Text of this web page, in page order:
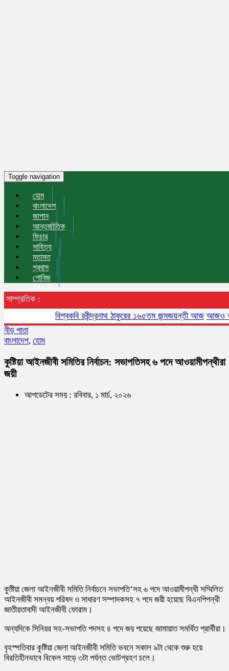
Toggle navigation
হোম
বাংলাদেশ
জাপান
আন্তর্জাতিক
ফিচার
সাহিত্য
মতামত
প্রবাস
শোবিজ
সাম্প্রতিক :
বিশ্বকবি রবীন্দ্রনাথ ঠাকুরের ১৬৫তম জন্মজয়ন্তী আজ আজও বায়ুদূষণে
নীড় পাতা
বাংলাদেশ, হোম
কুষ্টিয়া আইনজীবী সমিতির নির্বাচন: সভাপতিসহ ৬ পদে আওয়ামীপন্থীরা
জয়ী
আপডেটের সময় : রবিবার, ১ মার্চ, ২০২৬
কুষ্টিয়া জেলা আইনজীবী সমিতি নির্বাচনে সভাপতি’সহ ৬ পদে আওয়ামীপন্থী সম্মিলিত
আইনজীবী সমন্বয় পরিষদ ও সাধারণ সম্পাদকসহ ৭ পদে জয়ী হয়েছে বিএনপিপন্থী
জাতীয়তাবাদী আইনজীবী ফোরাম।
অন্যদিকে সিনিয়র সহ-সভাপতি পদসহ ৪ পদে জয় পয়েছে জামায়াত সমর্থিত প্রার্থীরা।
বৃহস্পতিবার কুষ্টিয়া জেলা আইনজীবী সমিতি ভবনে সকাল ৯টা থেকে শুরু হয়ে
বিরতিহীনভাবে বিকেল সাড়ে ৩টা পর্যন্ত ভোটগ্রহণ চলে।